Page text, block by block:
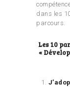
dans les
parcours.
Les 10
«